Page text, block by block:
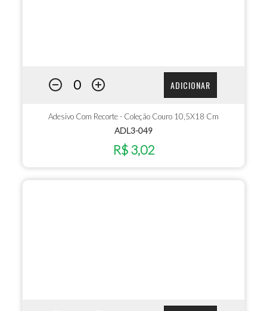
ADICIONAR
Adesivo Com Recorte - Coleção Couro 10,5X18 Cm
ADL3-049
R$ 3,02